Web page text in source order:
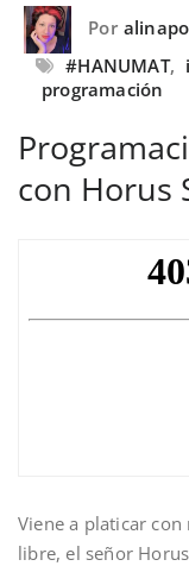
Por
#HANUMAT,
programación
con Horus
Viene a platicar
libre, el señor